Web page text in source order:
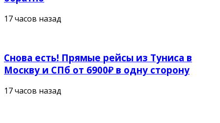
17 часов назад
Снова есть! Прямые рейсы из Туниса в
Москву и СПб от 6900₽ в одну сторону
17 часов назад